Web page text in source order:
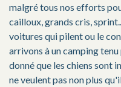
malgré tous nos efforts
cailloux, grands cris,
voitures qui pilent ou le
arrivons à un camping
donné que les chiens sont
ne veulent pas non plus